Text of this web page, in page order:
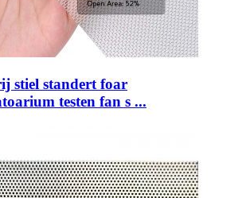
stiel standert foar
testen fan s ...